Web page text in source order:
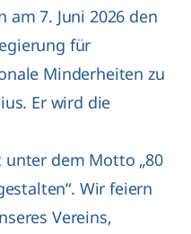
7. Juni 2026 den
für
Minderheiten zu
Er wird die
dem Motto „80
Wir feiern
Vereins,